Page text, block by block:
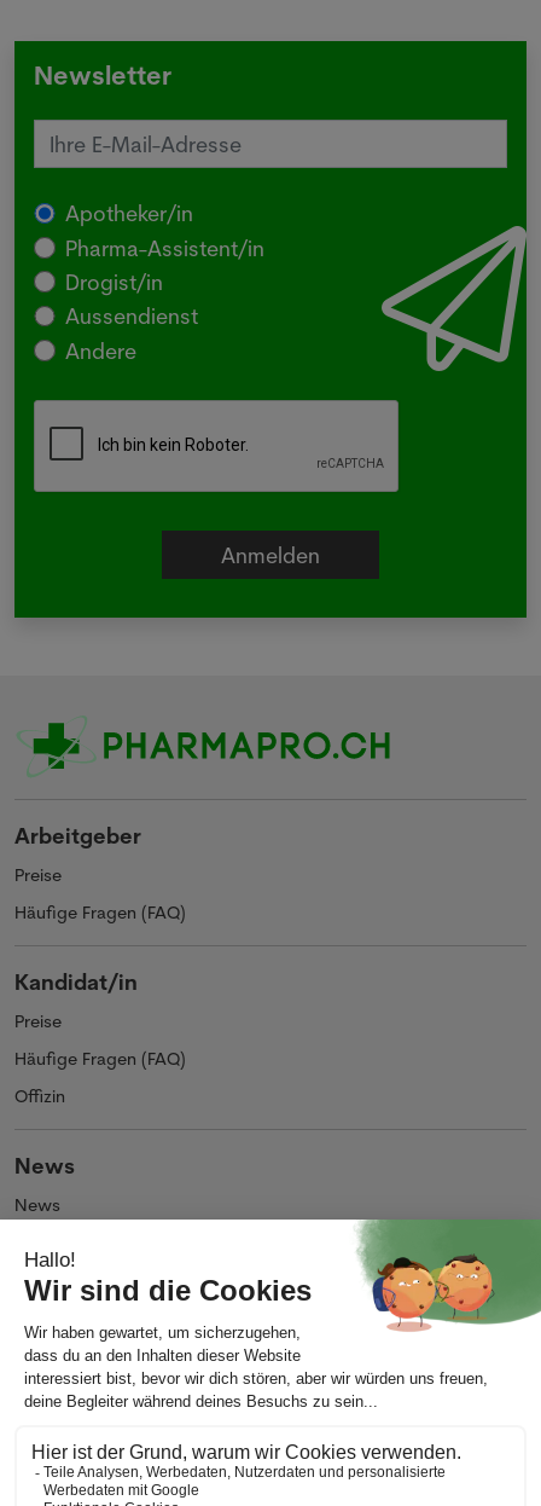
Newsletter
Apotheker/in
Pharma-Assistent/in
Drogist/in
Aussendienst
Andere
Arbeitgeber
Preise
Häufige Fragen (FAQ)
Kandidat/in
Preise
Häufige Fragen (FAQ)
Offizin
News
News
Über uns
Impressum
AGB Allgemeine Nutzungsbedingungen